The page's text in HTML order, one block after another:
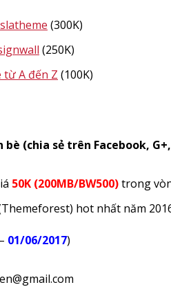
(300K)
(250K)
A đến Z (100K)
(chia sẻ trên Facebook,
50K (200MB/BW500)trong
hot nhất năm
– 01/06/2017)